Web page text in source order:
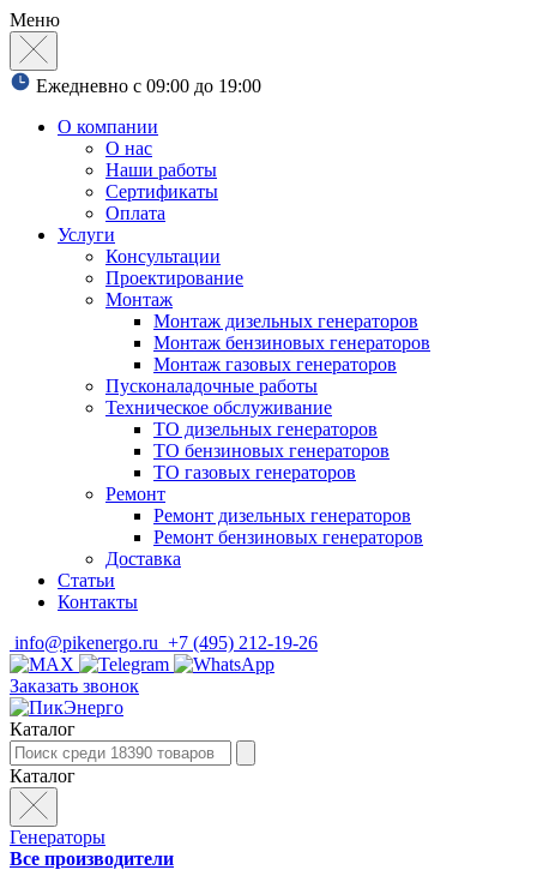
Меню
Ежедневно с 09:00 до 19:00
О компании
О нас
Наши работы
Сертификаты
Оплата
Услуги
Консультации
Проектирование
Монтаж
Монтаж дизельных генераторов
Монтаж бензиновых генераторов
Монтаж газовых генераторов
Пусконаладочные работы
Техническое обслуживание
ТО дизельных генераторов
ТО бензиновых генераторов
ТО газовых генераторов
Ремонт
Ремонт дизельных генераторов
Ремонт бензиновых генераторов
Доставка
Статьи
Контакты
info@pikenergo.ru +7 (495) 212-19-26
Заказать звонок
Каталог
Каталог
Генераторы
Все производители